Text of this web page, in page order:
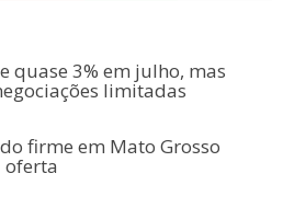
quase 3% em julho, mas
limitadas
firme em Mato Grosso
oferta